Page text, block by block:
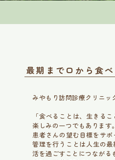
最期まで口から食
みやもり訪問診療クリニ
「食べることは、生きる
楽しみの一つでもあります。
患者さんの望む目標をサ
管理を行うことは人生の
活を過ごすことにつながる